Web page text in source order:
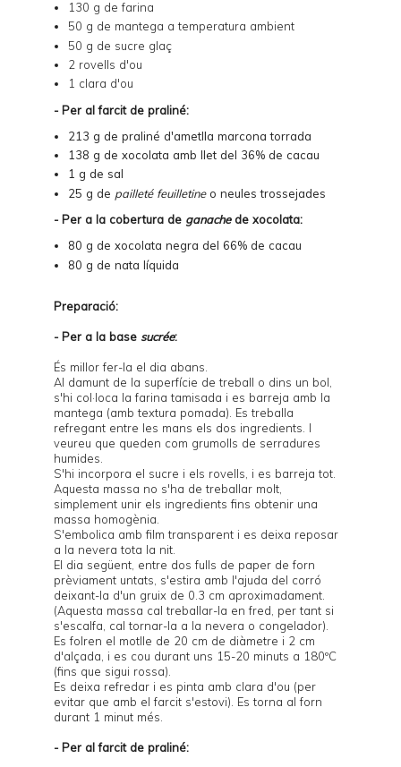
130 g de farina
50 g de mantega a temperatura ambient
50 g de sucre glaç
2 rovells d'ou
1 clara d'ou
- Per al farcit de praliné:
213 g de praliné d'ametlla marcona torrada
138 g de xocolata amb llet del 36% de cacau
1 g de sal
25 g de pailleté feuilletineo neules trossejades
- Per a la cobertura de ganachede xocolata:
80 g de xocolata negra del 66% de cacau
80 g de nata líquida
Preparació:
- Per a la base sucrée:
És millor fer-la el dia abans.
Al damunt de la superfície de treball o dins un bol,
s'hi col·loca la farina tamisada i es barreja amb la
mantega (amb textura pomada). Es treballa
refregant entre les mans els dos ingredients. I
veureu que queden com grumolls de serradures
humides.
S'hi incorpora el sucre i els rovells, i es barreja tot.
Aquesta massa no s'ha de treballar molt,
simplement unir els ingredients fins obtenir una
massa homogènia.
S'embolica amb film transparent i es deixa reposar
a la nevera tota la nit.
El dia següent, entre dos fulls de paper de forn
prèviament untats, s'estira amb l'ajuda del corró
deixant-la d'un gruix de 0.3 cm aproximadament.
(Aquesta massa cal treballar-la en fred, per tant si
s'escalfa, cal tornar-la a la nevera o congelador).
Es folren el motlle de 20 cm de diàmetre i 2 cm
d'alçada, i es cou durant uns 15-20 minuts a 180ºC
(fins que sigui rossa).
Es deixa refredar i es pinta amb clara d'ou (per
evitar que amb el farcit s'estovi). Es torna al forn
durant 1 minut més.
- Per al farcit de praliné: